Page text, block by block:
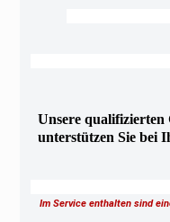
Unsere
unterstützen Sie bei
Im Service enthalten sind